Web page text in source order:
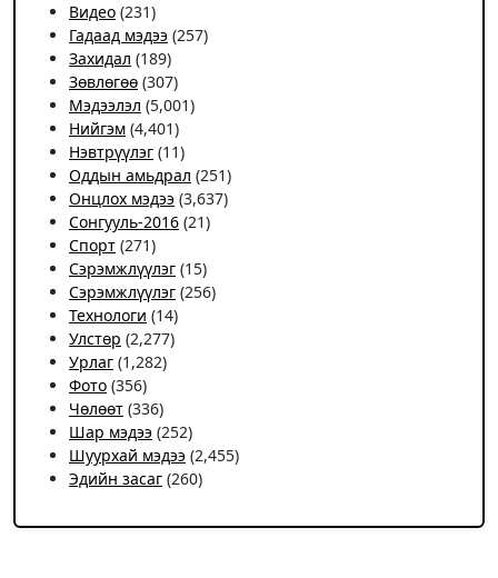
Видео (231)
Гадаад мэдээ (257)
Захидал (189)
Зөвлөгөө (307)
Мэдээлэл (5,001)
Нийгэм (4,401)
Нэвтрүүлэг (11)
Оддын амьдрал (251)
Онцлох мэдээ (3,637)
Сонгууль-2016 (21)
Спорт (271)
Сэрэмжлүүлэг (15)
Сэрэмжлүүлэг (256)
Технологи (14)
Улстөр (2,277)
Урлаг (1,282)
Фото (356)
Чѳлѳѳт (336)
Шар мэдээ (252)
Шуурхай мэдээ (2,455)
Эдийн засаг (260)